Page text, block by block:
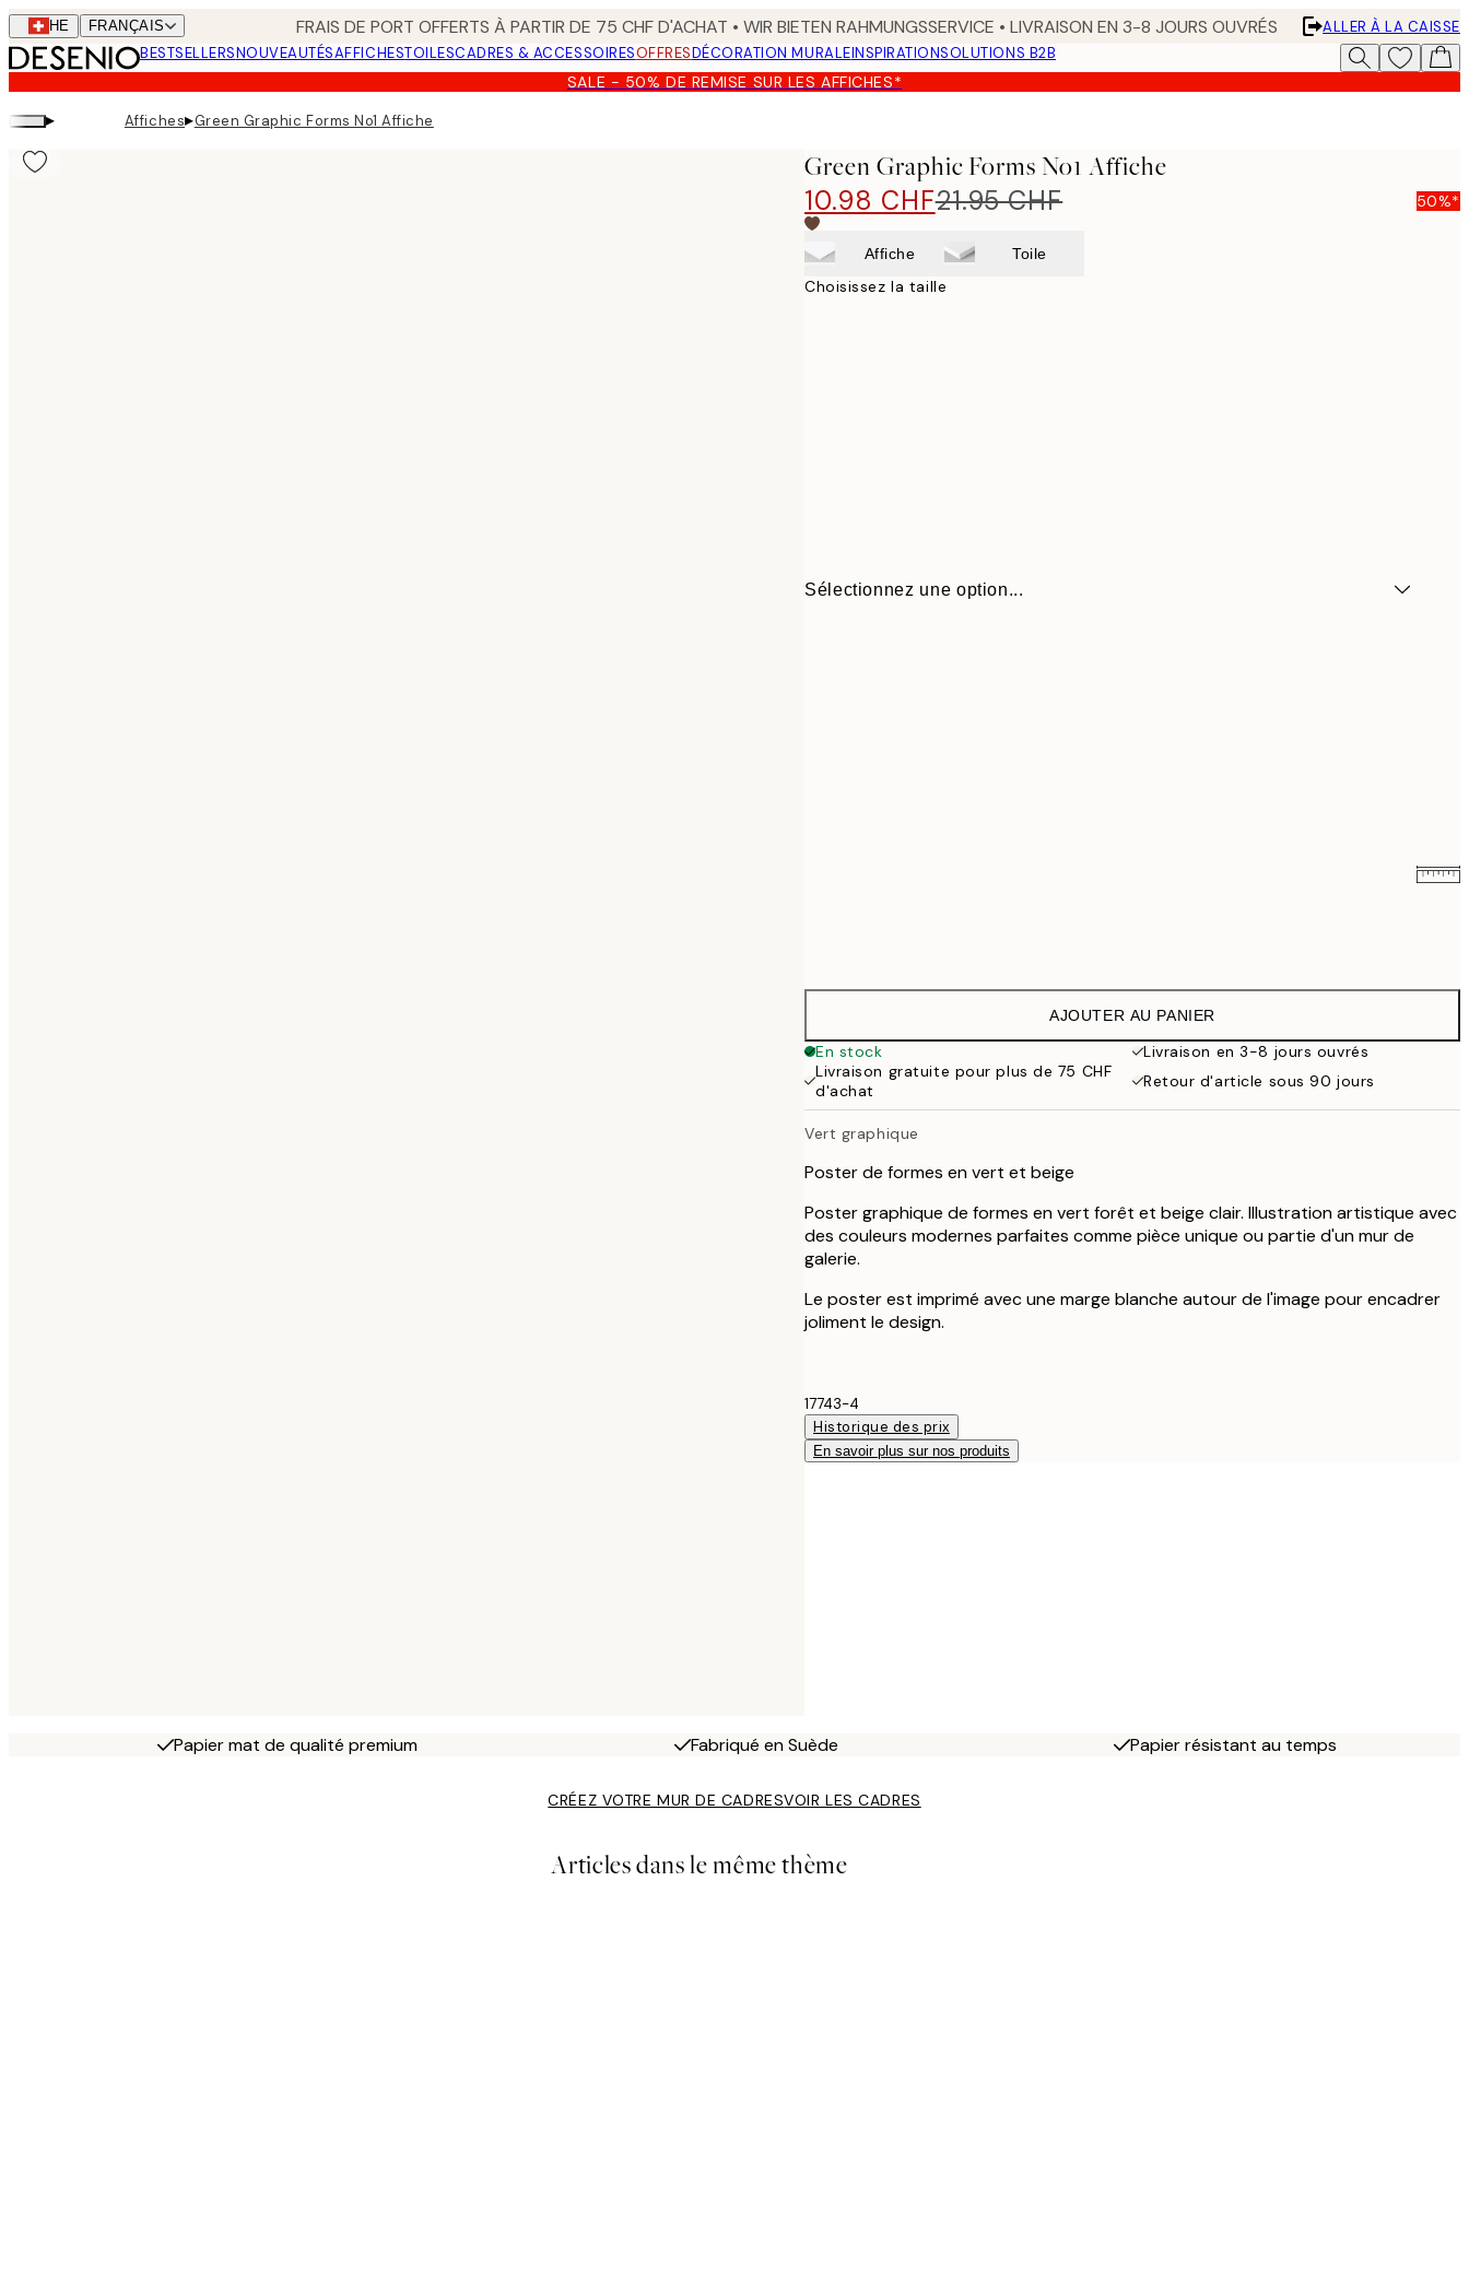
Skip
to
main
content.
CHE FRANÇAIS FRAIS DE PORT OFFERTS À PARTIR DE 75 CHF D'ACHAT • WIR BIETEN RAHMUNGSSERVICE • LIVRAISON EN 3-8 JOURS OUVRÉS
ALLER À LA CAISSE
BESTSELLERSNOUVEAUTÉSAFFICHESTOILESCADRES & ACCESSOIRESOFFRESDÉCORATION MURALEINSPIRATIONSOLUTIONS B2B
SALE - 50% DE REMISE SUR LES AFFICHES*
▸ Affiches▸Green Graphic Forms No1 Affiche
Green Graphic Forms No1 Affiche
10.98 CHF21.95 CHF 50%*
Affiche Toile
Choisissez la taille
Sélectionnez une option...
29.45 CHF
49 CHF
AJOUTER AU PANIER
En stock
Livraison en 3-8 jours ouvrés
Livraison gratuite pour plus de 75 CHF
d'achat
Retour d'article sous 90 jours
Vert graphique
Poster de formes en vert et beige
Poster graphique de formes en vert forêt et beige clair. Illustration artistique avec
des couleurs modernes parfaites comme pièce unique ou partie d'un mur de
galerie.
Le poster est imprimé avec une marge blanche autour de l'image pour encadrer
joliment le design.
17743-4
Historique des prix
En savoir plus sur nos produits
Papier mat de qualité premium Fabriqué en Suède Papier résistant au temps
CRÉEZ VOTRE MUR DE CADRESVOIR LES CADRES
Articles dans le même thème